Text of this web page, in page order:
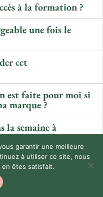
à la formation ?
une fois le
cet
est faite pour moi si
marque ?
la semaine à
développe en
que c’est possible ?
à jour ?
textile (je suis
garantir une meilleure
à utiliser ce site, nous
êtes satisfait.